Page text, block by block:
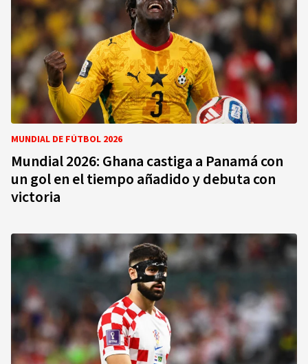
MUNDIAL DE FÚTBOL 2026
Mundial 2026: Ghana castiga a Panamá con
un gol en el tiempo añadido y debuta con
victoria